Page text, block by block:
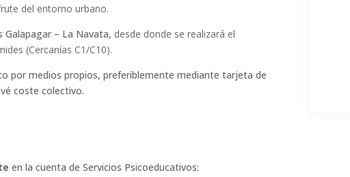
del entorno urbano.
Galapagar – La Navata, desde donde se realizará el
(Cercanías C1/C10).
por medios propios, preferiblemente mediante tarjeta de
coste colectivo.
en la cuenta de Servicios Psicoeducativos: